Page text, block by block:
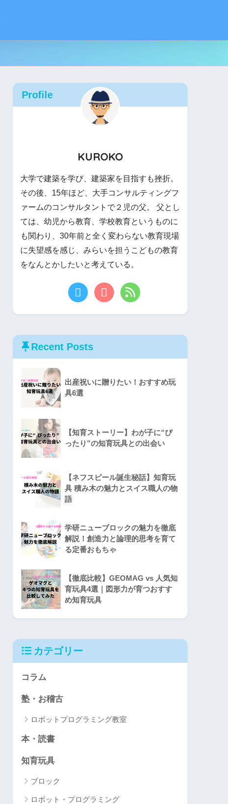
Profile
KUROKO
大学で建築を学び、建築家を目指すも挫折。
その後、15年ほど、大手コンサルティングフ
ァームのコンサルタントで２児の父。 父とし
ては、幼児から教育、学校教育というものに
も関わり、30年前と全く変わらない教育現場
に失望感を感じ、みらいを担うこどもの教育
をなんとかしたいと考えている。
Recent Posts
出産祝いに贈りたい！おすすめ玩
具6選
【知育ストーリー】わが子に“ぴ
ったり”の知育玩具との出会い
【ネフスピール誕生秘話】知育玩
具 積み木の魅力とスイス職人の物
語
学研ニューブロックの魅力を徹底
解説！創造力と論理的思考を育て
る定番おもちゃ
【徹底比較】GEOMAG vs 人気知
育玩具4選｜図形力が育つおすす
め知育玩具
カテゴリー
コラム
塾・お稽古
ロボットプログラミング教室
本・読書
知育玩具
ブロック
ロボット・プログラミング